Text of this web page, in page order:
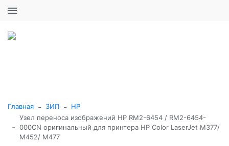
Главная - ЗИП - HP
-
Узел переноса изображений HP RM2-6454 / RM2-6454-
000CN оригинальный для принтера HP Color LaserJet M377/
M452/ M477